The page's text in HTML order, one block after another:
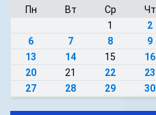
Пн Вт Ср Чт
1
2
6
7 8 9
13
14 15 16
20
21 22 23
27
28 29 30